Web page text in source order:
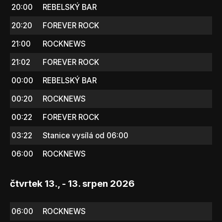
20:00
REBELSKÝ BAR
20:20
FOREVER ROCK
21:00
ROCKNEWS
21:02
FOREVER ROCK
00:00
REBELSKÝ BAR
00:20
ROCKNEWS
00:22
FOREVER ROCK
03:22
Stanice vysílá od 06:00
06:00
ROCKNEWS
čtvrtek 13., - 13. srpen 2026
06:00 ROCKNEWS